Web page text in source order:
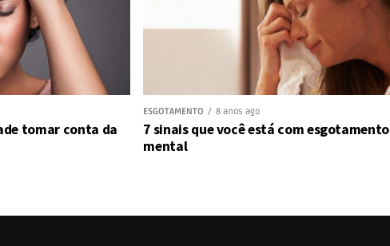
tomar conta da
ESGOTAMENTO 8 anos ago
7 sinais que você está com esgotamento
mental